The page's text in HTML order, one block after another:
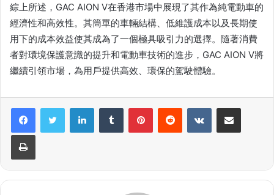
綜上所述，GAC AION V在香港市場中展現了其作為純電動車的
經濟性和高效性。其簡單的車輛結構、低維護成本以及長期使
用下的成本效益使其成為了一個極具吸引力的選擇。隨著消費
者對環境保護意識的提升和電動車技術的進步，GAC AION V將
繼續引領市場，為用戶提供高效、環保的駕駛體驗。
LinkedInTumblr PinterestReddit VKontakteShare via Email
Print